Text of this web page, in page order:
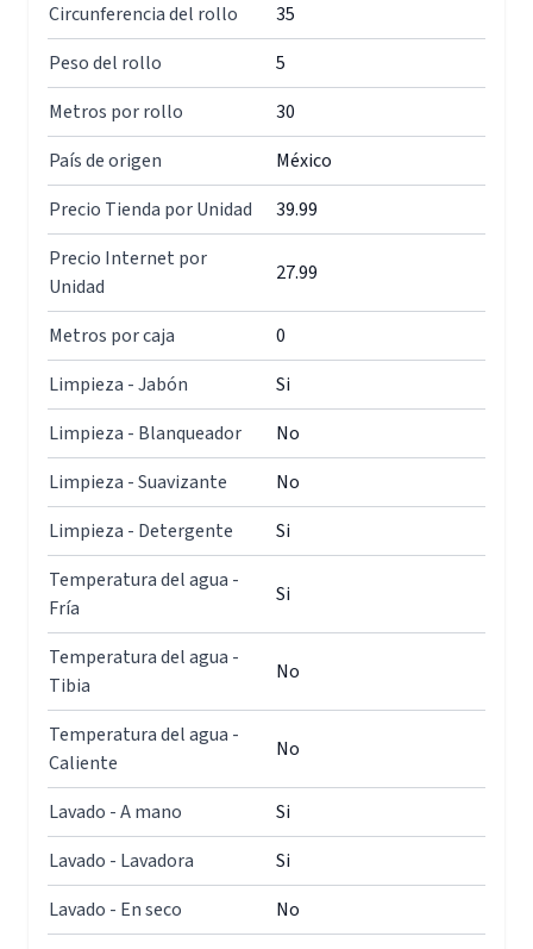
Circunferencia del rollo
35
Peso del rollo
5
Metros por rollo
30
País de origen
México
Precio Tienda por Unidad
39.99
Precio Internet por
Unidad
27.99
Metros por caja
0
Limpieza - Jabón
Si
Limpieza - Blanqueador
No
Limpieza - Suavizante
No
Limpieza - Detergente
Si
Temperatura del agua -
Fría
Si
Temperatura del agua -
Tibia
No
Temperatura del agua -
Caliente
No
Lavado - A mano
Si
Lavado - Lavadora
Si
Lavado - En seco
No